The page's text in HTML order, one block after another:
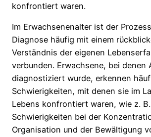
konfrontiert waren.
Im Erwachsenenalter ist der
Diagnose häufig mit einem
Verständnis der eigenen
verbunden. Erwachsene, bei denen
diagnostiziert wurde, erkennen
Schwierigkeiten, mit denen sie im
Lebens konfrontiert waren, wie z. B.
Schwierigkeiten bei der
Organisation und der Bewältigung